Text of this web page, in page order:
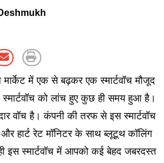
मार्केट में एक से बढ़कर एक स्मार्टवॉच मौजूद
को लांच हुए कुछ ही समय हुआ है।
वॉच है। कंपनी की तरफ से इस स्मार्टवॉच
हार्ट रेट मॉनिटर के साथ ब्लूटूथ कॉलिंग
इस स्मार्टवॉच में आपको कई बेहद जबरदस्त